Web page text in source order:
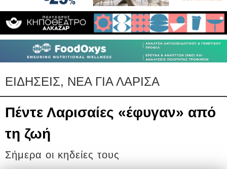
ΕΙΔΗΣΕΙΣ, ΝΕΑ ΓΙΑ ΛΑΡΙΣΑ
Πέντε Λαρισαίες «έφυγαν» από
τη ζωή
Σήμερα οι κηδείες τους